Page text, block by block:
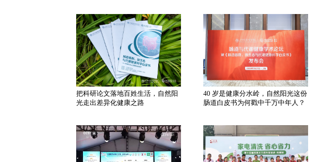
把科研论文落地百姓生活，自然阳
光走出差异化健康之路
40 岁是健康分水岭，自然阳光这份
肠道白皮书为何戳中千万中年人？